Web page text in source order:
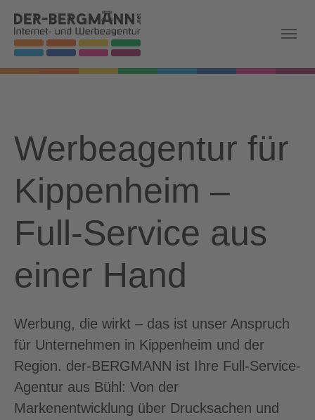
Skip to main navigation
Zum Hauptinhalt springen
Skip to page footer
Werbeagentur für
Kippenheim –
Full-Service aus
einer Hand
Werbung, die wirkt – das ist unser Anspruch
für Unternehmen in Kippenheim und der
Region. der-BERGMANN ist Ihre Full-Service-
Agentur aus Bühl: Von der
Markenentwicklung über Drucksachen und